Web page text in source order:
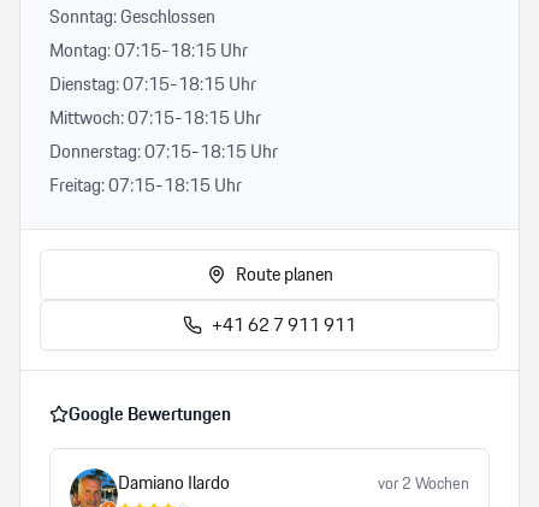
Sonntag: Geschlossen
Montag: 07:15-18:15 Uhr
Dienstag: 07:15-18:15 Uhr
Mittwoch: 07:15-18:15 Uhr
Donnerstag: 07:15-18:15 Uhr
Freitag: 07:15-18:15 Uhr
Route planen
+41 62 7 911 911
Google Bewertungen
Damiano Ilardo vor 2 Wochen